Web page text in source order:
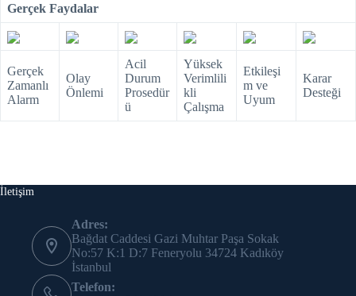
Gerçek Faydalar
Gerçek
Zamanlı
Alarm
Olay
Önlemi
Acil
Durum
Prosedür
ü
Yüksek
Verimlili
kli
Çalışma
Etkileşi
m ve
Uyum
Karar
Desteği
İletişim
Adres:
Bağdat Caddesi Gazi Muhtar Paşa Sokak
No:57 K:1 D:7 Feneryolu 34724 Kadıköy
İstanbul
Telefon: